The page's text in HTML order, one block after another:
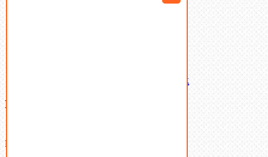
Латунный и бронзовый крепеж
Ваша корзина
В корзине нет товаров.